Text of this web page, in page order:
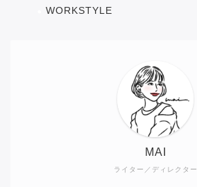
WORKSTYLE
ライター／ディレクター
MAI